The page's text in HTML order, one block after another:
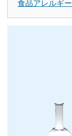
食品アレルギー